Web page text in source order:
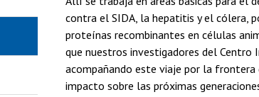
contra el SIDA, la hepatitis y el cólera,
proteínas recombinantes en células
que nuestros investigadores del Centro
acompañando este viaje por la
impacto sobre las próximas